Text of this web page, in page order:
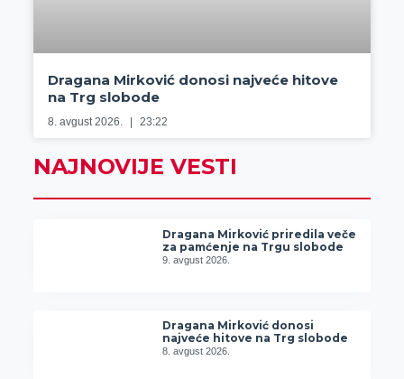
Dragana Mirković donosi najveće hitove
na Trg slobode
8. avgust 2026. 23:22
NAJNOVIJE VESTI
Dragana Mirković priredila veče
za pamćenje na Trgu slobode
9. avgust 2026.
Dragana Mirković donosi
najveće hitove na Trg slobode
8. avgust 2026.